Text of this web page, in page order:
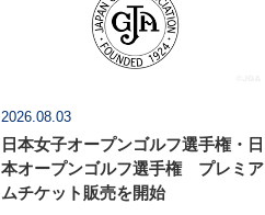
2026.08.03
日本女子オープンゴルフ選手権・日
本オープンゴルフ選手権 プレミア
ムチケット販売を開始